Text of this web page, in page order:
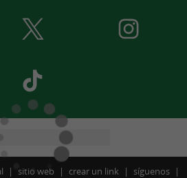
sitio web crear un link síguenos